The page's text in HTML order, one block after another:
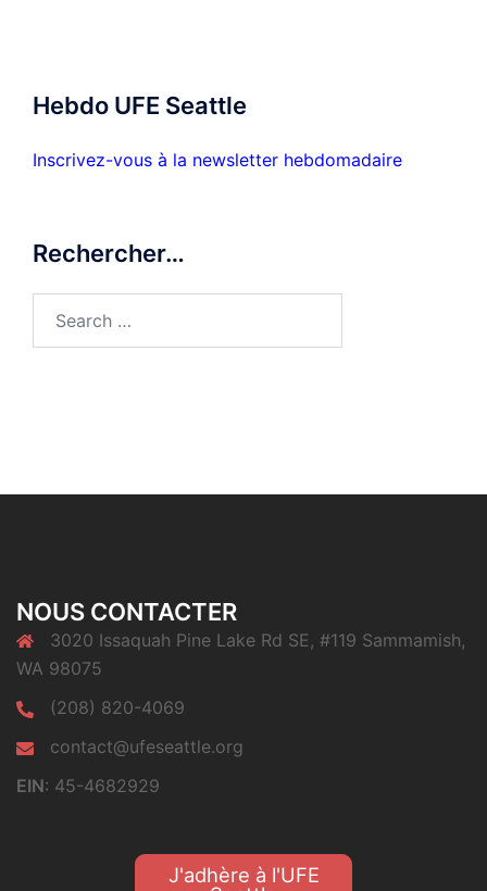
Hebdo UFE Seattle
Inscrivez-vous à la newsletter hebdomadaire
Rechercher…
NOUS CONTACTER
3020 Issaquah Pine Lake Rd SE, #119 Sammamish,
WA 98075
(208) 820-4069
contact@ufeseattle.org
EIN: 45-4682929
J'adhère à l'UFE